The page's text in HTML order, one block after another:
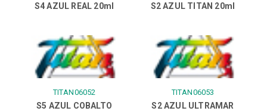
S4 AZUL REAL 20ml S2 AZUL TITAN 20ml
TITAN06052
S5 AZUL COBALTO
TITAN06053
S2 AZUL ULTRAMAR